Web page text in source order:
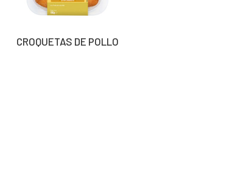
CROQUETAS DE POLLO